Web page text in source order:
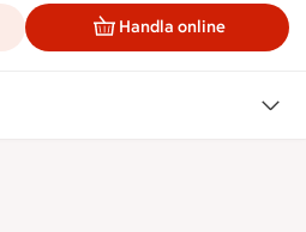
Handla online